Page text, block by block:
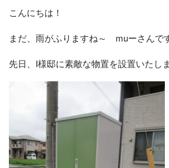
こんにちは！
まだ、雨がふりますね～ muーさんで
先日、I様邸に素敵な物置を設置いた